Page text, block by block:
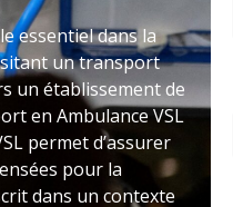
essentiel dans la
un transport
un établissement de
en Ambulance VSL
permet d’assurer
pour la
dans un contexte